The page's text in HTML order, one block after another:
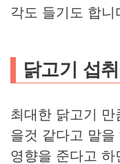
각도 들기도 합니
닭고기 섭
최대한 닭고기 만
을것 같다고 말
영향을 준다고 하